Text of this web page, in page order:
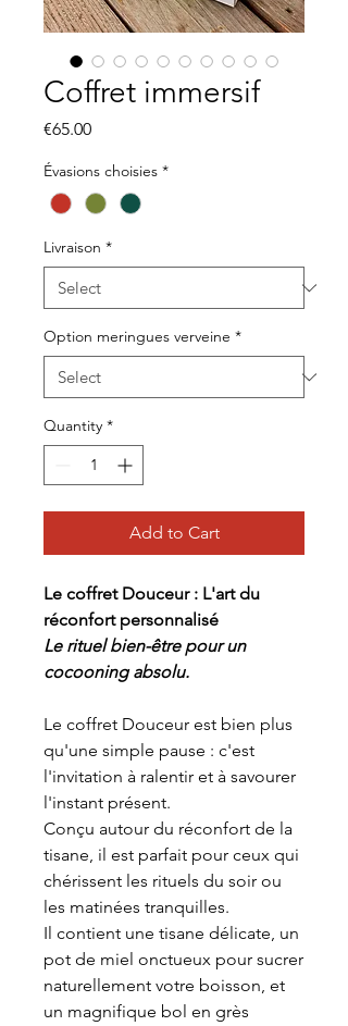
Coffret immersif
€65.00Price
Évasions choisies *
Livraison *
Option meringues verveine *
Quantity *
Add to Cart
Le coffret Douceur : L'art du
réconfort personnalisé
Le rituel bien-être pour un
cocooning absolu.
Le coffret Douceur est bien plus
qu'une simple pause : c'est
l'invitation à ralentir et à savourer
l'instant présent.
Conçu autour du réconfort de la
tisane, il est parfait pour ceux qui
chérissent les rituels du soir ou
les matinées tranquilles.
Il contient une tisane délicate, un
pot de miel onctueux pour sucrer
naturellement votre boisson, et
un magnifique bol en grès